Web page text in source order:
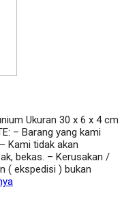
Ukuran 30 x 6 x 4 cm
– Barang yang kami
Kami tidak akan
bekas. – Kerusakan /
( ekspedisi ) bukan